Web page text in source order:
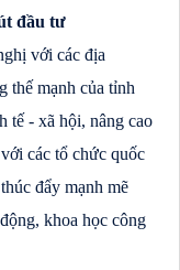
đầu tư
với các địa
thế mạnh của tỉnh
tế - xã hội, nâng cao
các tổ chức quốc
đẩy mạnh mẽ
khoa học công